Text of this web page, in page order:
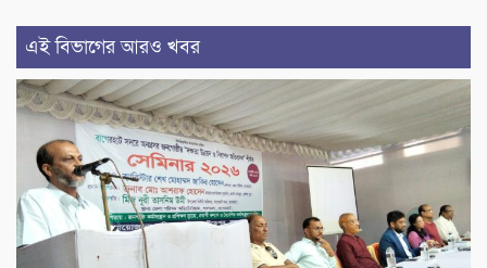
এই বিভাগের আরও খবর